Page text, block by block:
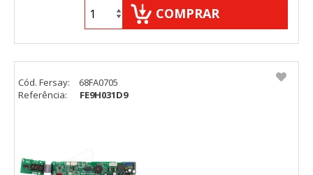
COMPRAR
Cód. Fersay:
68FA0705
Referência:
FE9H031D9